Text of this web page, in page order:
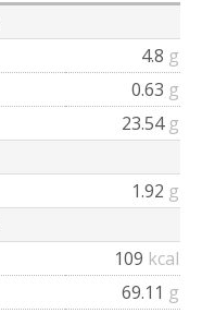
4.8 g
0.63 g
23.54 g
1.92 g
109 kcal
69.11 g